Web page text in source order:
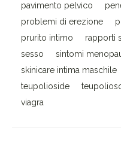
pavimento pelvico
problemi di erezione
prurito intimo
rapporti
sesso
sintomi
skinicare intima maschile
teupolioside
viagra